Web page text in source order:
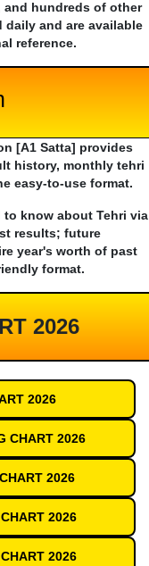
and hundreds of other
daily and are available
reference.
[A1 Satta] provides
history, monthly tehri
easy-to-use format.
know about Tehri via
results; future
year's worth of past
format.
2026
2026
CHART 2026
2026
2026
2026